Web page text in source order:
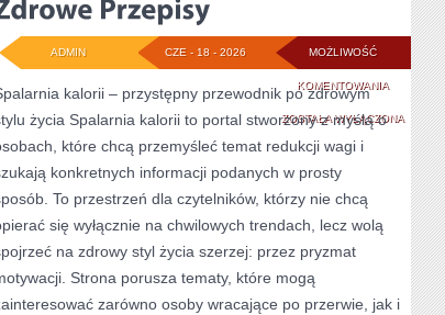
MOŻLIWOŚĆ
KOMENTOWANIAZDROWE
PRZEPISY
ZOSTAŁA WYŁĄCZONA
CZE - 18 - 2026
ADMIN
kalorii – przystępny przewodnik po zdrowym
życia Spalarnia kalorii to portal stworzony z myślą o
które chcą przemyśleć temat redukcji wagi i
konkretnych informacji podanych w prosty
To przestrzeń dla czytelników, którzy nie chcą
się wyłącznie na chwilowych trendach, lecz wolą
na zdrowy styl życia szerzej: przez pryzmat
Strona porusza tematy, które mogą
zarówno osoby wracające po przerwie, jak i